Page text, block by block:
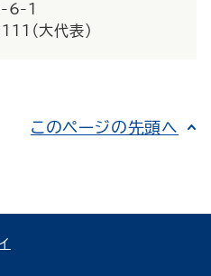
6-1
（大代表）
このページの先頭へ